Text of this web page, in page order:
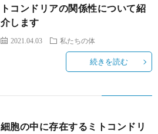
トコンドリアの関係性について紹
介します
2021.04.03 私たちの体
続きを読む
細胞の中に存在するミトコンドリ